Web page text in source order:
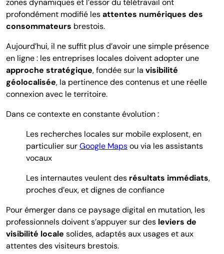
profondément modifié lesattentes numériques des
consommateurs brestois.
Aujourd’hui, il ne suffit plus d’avoir une simple présence
en ligne : les entreprises locales doivent adopter une
approche stratégique, fondée sur la visibilité
géolocalisée, la pertinence des contenus et une réelle
connexion avec le territoire.
Dans ce contexte en constante évolution :
Les recherches locales sur mobile explosent, en
particulier surGoogle Mapsou via les assistants
vocaux
Les internautes veulent des résultats immédiats,
proches d’eux, et dignes de confiance
Pour émerger dans ce paysage digital en mutation, les
professionnels doivent s’appuyer surdes leviers de
visibilité locale solides, adaptés aux usages et aux
attentes des visiteurs brestois.